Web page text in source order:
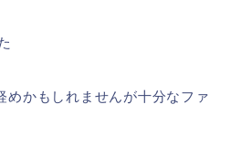
めかもしれませんが十分なファ